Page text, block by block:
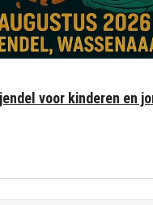
voor kinderen en